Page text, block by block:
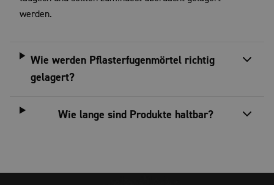
werden.
Wie werden Pflasterfugenmörtel richtig
gelagert?
Wie lange sind Produkte haltbar?